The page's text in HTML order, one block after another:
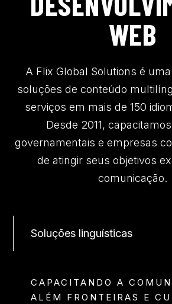
WEB
A Flix Global Solutions é
soluções de conteúdo
serviços em mais de 150
Desde 2011,
governamentais e empresas
de atingir seus objetivos
comunicação.
Soluções linguísticas
CAPACITANDO A
ALÉM FRONTEIRAS E